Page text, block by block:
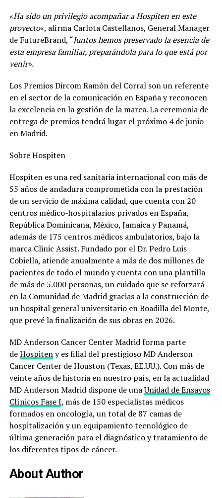
«Ha sido un privilegio acompañar a Hospiten en este
proyecto«, afirma Carlota Castellanos, General Manager
de FutureBrand, “Juntos hemos preservado la esencia de
esta empresa familiar, preparándola para lo que está por
venir».
Los Premios Dircom Ramón del Corral son un referente
en el sector de la comunicación en España y reconocen
la excelencia en la gestión de la marca. La ceremonia de
entrega de premios tendrá lugar el próximo 4 de junio
en Madrid.
Sobre Hospiten
Hospiten es una red sanitaria internacional con más de
55 años de andadura comprometida con la prestación
de un servicio de máxima calidad, que cuenta con 20
centros médico-hospitalarios privados en España,
República Dominicana, México, Jamaica y Panamá,
además de 175 centros médicos ambulatorios, bajo la
marca Clinic Assist. Fundado por el Dr. Pedro Luis
Cobiella, atiende anualmente a más de dos millones de
pacientes de todo el mundo y cuenta con una plantilla
de más de 5.000 personas, un cuidado que se reforzará
en la Comunidad de Madrid gracias a la construcción de
un hospital general universitario en Boadilla del Monte,
que prevé la finalización de sus obras en 2026.
MD Anderson Cancer Center Madrid forma parte
deHospiteny es filial del prestigioso MD Anderson
Cancer Center de Houston (Texas, EE.UU.). Con más de
veinte años de historia en nuestro país, en la actualidad
MD Anderson Madrid dispone de unaUnidad de Ensayos
Clínicos Fase I, más de 150 especialistas médicos
formados en oncología, un total de 87 camas de
hospitalización y un equipamiento tecnológico de
última generación para el diagnóstico y tratamiento de
los diferentes tipos de cáncer.
About Author